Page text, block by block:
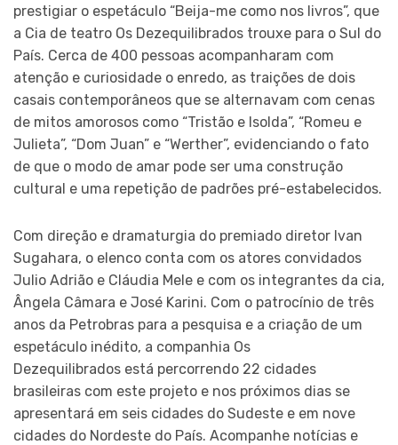
prestigiar o espetáculo “Beija-me como nos livros”, que
a Cia de teatro Os Dezequilibrados trouxe para o Sul do
País. Cerca de 400 pessoas acompanharam com
atenção e curiosidade o enredo, as traições de dois
casais contemporâneos que se alternavam com cenas
de mitos amorosos como “Tristão e Isolda”, “Romeu e
Julieta”, “Dom Juan” e “Werther”, evidenciando o fato
de que o modo de amar pode ser uma construção
cultural e uma repetição de padrões pré-estabelecidos.
Com direção e dramaturgia do premiado diretor Ivan
Sugahara, o elenco conta com os atores convidados
Julio Adrião e Cláudia Mele e com os integrantes da cia,
Ângela Câmara e José Karini. Com o patrocínio de três
anos da Petrobras para a pesquisa e a criação de um
espetáculo inédito, a companhia Os
Dezequilibrados está percorrendo 22 cidades
brasileiras com este projeto e nos próximos dias se
apresentará em seis cidades do Sudeste e em nove
cidades do Nordeste do País. Acompanhe notícias e